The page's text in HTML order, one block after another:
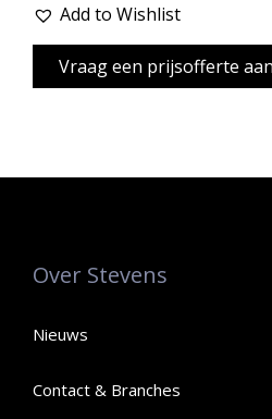
Add to Wishlist
Over Stevens
Nieuws
Contact & Branches